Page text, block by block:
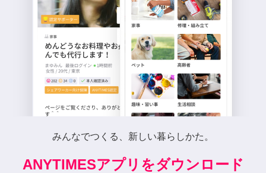
みんなでつくる、新しい暮らしかた。
ANYTIMESアプリをダウンロード